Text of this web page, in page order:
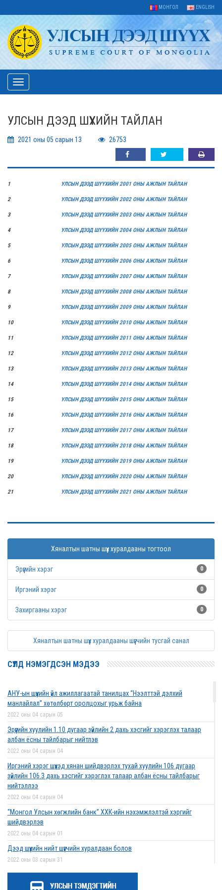
МОНГОЛ ENGLISH
Toggle
navigation
УЛСЫН ДЭЭД ШҮҮХИЙН ТАЙЛАН
2021 оны 05 сарын 13 26753
1 УЛСЫН ДЭЭД ШҮҮХИЙН 2001 ОНЫ АЖЛЫН ТАЙЛАН
2 УЛСЫН ДЭЭД ШҮҮХИЙН 2002 ОНЫ АЖЛЫН ТАЙЛАН
3 УЛСЫН ДЭЭД ШҮҮХИЙН 2003 ОНЫ АЖЛЫН ТАЙЛАН
4 УЛСЫН ДЭЭД ШҮҮХИЙН 2004 ОНЫ АЖЛЫН ТАЙЛАН
5 УЛСЫН ДЭЭД ШҮҮХИЙН 2005 ОНЫ АЖЛЫН ТАЙЛАН
6 УЛСЫН ДЭЭД ШҮҮХИЙН 2006 ОНЫ АЖЛЫН ТАЙЛАН
7 УЛСЫН ДЭЭД ШҮҮХИЙН 2007 ОНЫ АЖЛЫН ТАЙЛАН
8 УЛСЫН ДЭЭД ШҮҮХИЙН 2008 ОНЫ АЖЛЫН ТАЙЛАН
9 УЛСЫН ДЭЭД ШҮҮХИЙН 2009 ОНЫ АЖЛЫН ТАЙЛАН
10 УЛСЫН ДЭЭД ШҮҮХИЙН 2010 ОНЫ АЖЛЫН ТАЙЛАН
11 УЛСЫН ДЭЭД ШҮҮХИЙН 2011 ОНЫ АЖЛЫН ТАЙЛАН
12 УЛСЫН ДЭЭД ШҮҮХИЙН 2012 ОНЫ АЖЛЫН ТАЙЛАН
13 УЛСЫН ДЭЭД ШҮҮХИЙН 2013 ОНЫ АЖЛЫН ТАЙЛАН
14 УЛСЫН ДЭЭД ШҮҮХИЙН 2014 ОНЫ АЖЛЫН ТАЙЛАН
15 УЛСЫН ДЭЭД ШҮҮХИЙН 2015 ОНЫ АЖЛЫН ТАЙЛАН
16 УЛСЫН ДЭЭД ШҮҮХИЙН 2016 ОНЫ АЖЛЫН ТАЙЛАН
17 УЛСЫН ДЭЭД ШҮҮХИЙН 2017 ОНЫ АЖЛЫН ТАЙЛАН
18 УЛСЫН ДЭЭД ШҮҮХИЙН 2018 ОНЫ АЖЛЫН ТАЙЛАН
19 УЛСЫН ДЭЭД ШҮҮХИЙН 2019 ОНЫ АЖЛЫН ТАЙЛАН
20 УЛСЫН ДЭЭД ШҮҮХИЙН 2020 ОНЫ АЖЛЫН ТАЙЛАН
21 УЛСЫН ДЭЭД ШҮҮХИЙН 2021 ОНЫ АЖЛЫН ТАЙЛАН
Хяналтын шатны шүүх хуралдааны тогтоол
Эрүүгийн хэрэг 0
Иргэний хэрэг 0
Захиргааны хэрэг 0
Хяналтын шатны шүүх хуралдааны шүүгчийн тусгай санал
СҮҮЛД НЭМЭГДСЭН МЭДЭЭ
АНУ-ын шүүхийн үйл ажиллагаатай танилцах “Нээлттэй дэлхий
манлайлал” хөтөлбөрт оролцохыг урьж байна
2022 оны 04 сарын 05
Эрүүгийн хуулийн 1.10 дугаар зүйлийн 2 дахь хэсгийг хэрэглэх талаар
албан ёсны тайлбарыг нийтлэв
2022 оны 04 сарын 04
Иргэний хэрэг шүүхэд хянан шийдвэрлэх тухай хуулийн 106 дугаар
зүйлийн 106.3 дахь хэсгийг хэрэглэх талаар албан ёсны тайлбарыг
нийтэллээ
2022 оны 04 сарын 04
“Монгол Улсын хөгжлийн банк” ХХК-ийн нэхэмжлэлтэй хэргийг
шийдвэрлэв
2022 оны 04 сарын 01
Дээд шүүхийн нийт шүүгчийн хуралдаан болов
2022 оны 03 сарын 31
Нээлттэй ажлын байрны зар
2022 оны 03 сарын 31